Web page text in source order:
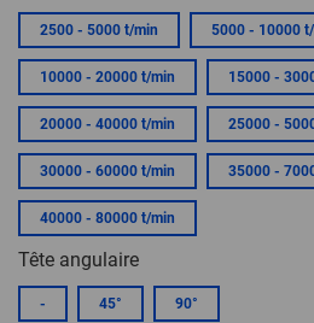
2500 - 5000 t/min 5000 - 10000
10000 - 20000 t/min 15000 -
20000 - 40000 t/min 25000 -
30000 - 60000 t/min 35000 -
40000 - 80000 t/min
Tête angulaire
- 45° 90°